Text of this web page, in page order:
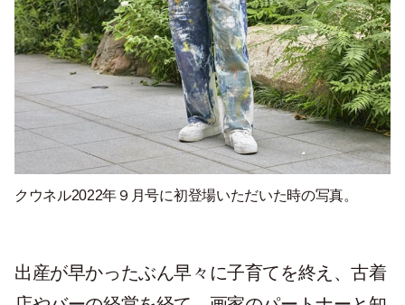
クウネル2022年９月号に初登場いただいた時の写真。
出産が早かったぶん早々に子育てを終え、古着